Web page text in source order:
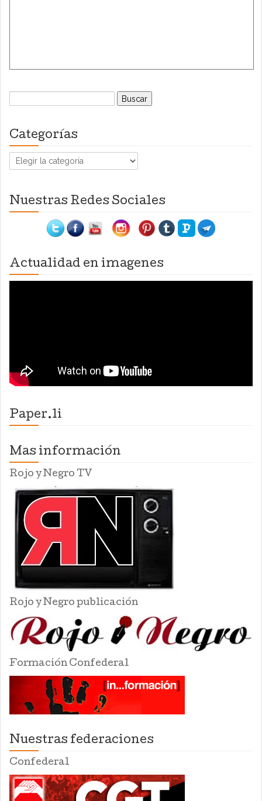
Buscar:
Categorías
Categorías
Nuestras Redes Sociales
Actualidad en imagenes
Paper.li
Mas información
Rojo y Negro TV
Rojo y Negro publicación
Formación Confederal
Nuestras federaciones
Confederal